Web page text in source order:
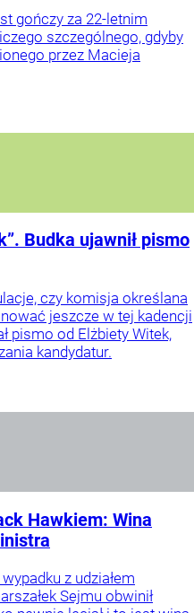
gończy za 22-letnim
szczególnego, gdyby
przez Macieja
Budka ujawnił pismo
czy komisja określana
jeszcze w tej kadencji
pismo od Elżbiety Witek,
kandydatur.
Hawkiem: Wina
z udziałem
Sejmu obwinił